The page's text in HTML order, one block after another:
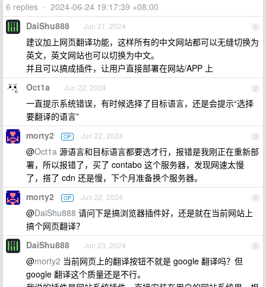
6 replies • 2024-06-24 19:17:39 +08:00
1
DaiShu888 Jun 21, 2024
建议加上网页翻译功能，这样所有的中文网站都可以无缝切换为
英文，英文网站也可以切换为中文。
并且可以搞成插件，让用户直接部署在网站/APP 上
2
Oct1a Jun 22, 2024
一直提示系统错误，有时候选择了目标语言，还是会提示“选择
要翻译的语言”
3
morty2 OP Jun 22, 2024
@Oct1a 源语言和目标语言都要选才行，报错是我刚正在重新部
署，所以报错了，买了 contabo 这个服务器，发现网速太慢
了，搭了 cdn 还是慢，下个月准备换个服务器。
4
morty2 OP Jun 22, 2024
@DaiShu888 请问下是搞浏览器插件好，还是就在当前网站上
搞个网页翻译？
5
DaiShu888 Jun 23, 2024
@morty2 当前网页上的翻译按钮不就是 google 翻译吗？但
google 翻译这个质量还是不行。